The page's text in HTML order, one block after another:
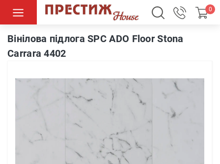
0
Вінілова підлога SPC ADO Floor Stona Carrara 4402
Вінілова підлога SPC ADO Floor Stona
Carrara 4402